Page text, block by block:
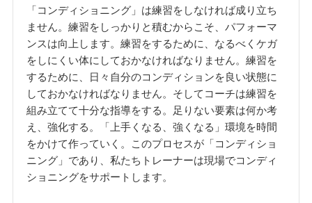
「コンディショニング」は練習をしなければ成り立ち
ません。練習をしっかりと積むからこそ、パフォーマ
ンスは向上します。練習をするために、なるべくケガ
をしにくい体にしておかなければなりません。練習を
するために、日々自分のコンディションを良い状態に
しておかなければなりません。そしてコーチは練習を
組み立てて十分な指導をする。足りない要素は何か考
え、強化する。「上手くなる、強くなる」環境を時間
をかけて作っていく。このプロセスが「コンディショ
ニング」であり、私たちトレーナーは現場でコンディ
ショニングをサポートします。